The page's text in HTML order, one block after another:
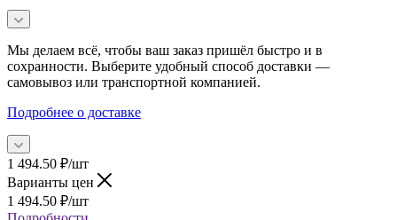
Мы делаем всё, чтобы ваш заказ пришёл быстро и в
сохранности. Выберите удобный способ доставки —
самовывоз или транспортной компанией.
Подробнее о доставке
1 494.50 ₽/шт
Варианты цен
1 494.50 ₽/шт